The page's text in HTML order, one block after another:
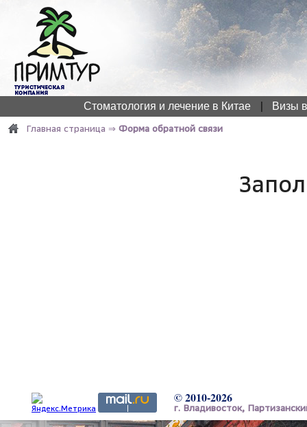
Стоматология и лечение в Китае |
Визы
Главная страница ⇒ Форма обратной связи
© 2010-2026
г. Владивосток,